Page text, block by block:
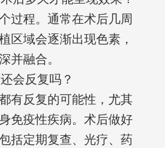
过程。通常在术后几周
区域会逐渐出现色素，
并融合。
会反复吗？
有反复的可能性，尤其
免疫性疾病。术后做好
括定期复查、光疗、药